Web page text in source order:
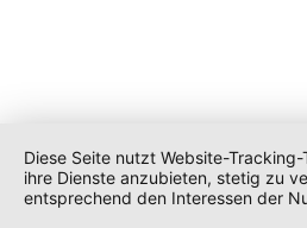
Diese Seite nutzt Website-
ihre Dienste anzubieten, stetig zu
entsprechend den Interessen der